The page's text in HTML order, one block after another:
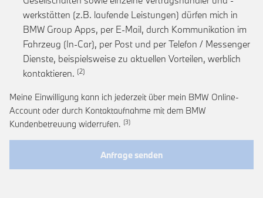
werkstätten (z.B. laufende Leistungen) dürfen mich in
BMW Group Apps, per E-Mail, durch Kommunikation im
Fahrzeug (In-Car), per Post und per Telefon / Messenger
Dienste, beispielsweise zu aktuellen Vorteilen, werblich
kontaktieren. Link zur Fußnote: Einwilligung zur
Meine Einwilligung kann ich jederzeit über mein BMW Online-
Account oder durch Kontaktaufnahme mit dem BMW
Kundenbetreuung widerrufen. Link zur Fußnote: Widerruf der
Anfrage senden